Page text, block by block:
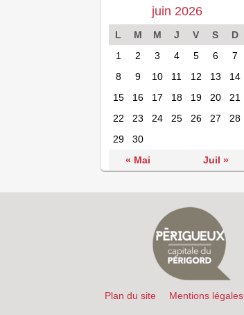
juin 2026
L M M J V S
D
1
2 3 4 5 6
7
8
9 10 11 12 13
14
15
16 17 18 19 20
21
22
23 24 25 26 27
28
29
30
« Mai
Juil »
Plan du site Mentions légales